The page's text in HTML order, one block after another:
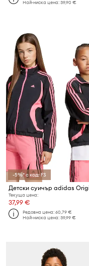
Най-ниска цена:39,90 €
-5%* с код: FS
Детски суичър adidas
Текуща цена:
37,99 €
Редовна цена:60,79 €
Най-ниска цена:39,99 €